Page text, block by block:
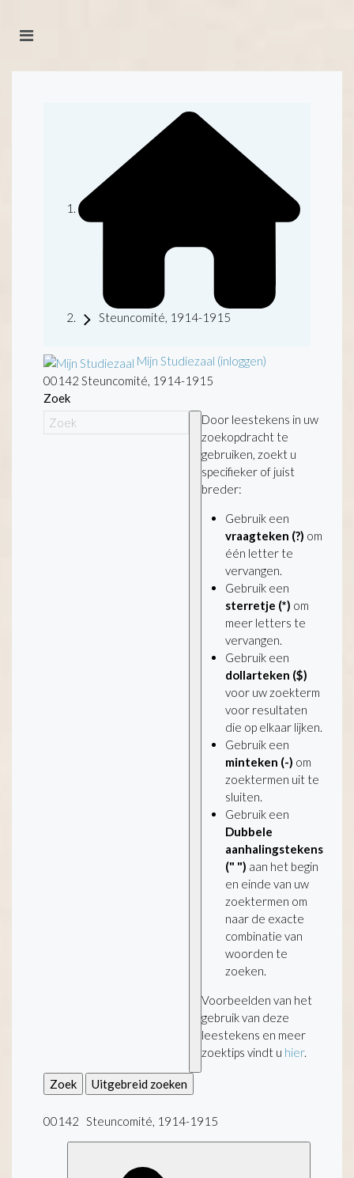
Steuncomité, 1914-1915
Mijn Studiezaal (inloggen)
00142 Steuncomité, 1914-1915
Zoek
Door leestekens in uw
zoekopdracht te
gebruiken, zoekt u
specifieker of juist
breder:
Gebruik een
vraagteken (?) om
één letter te
vervangen.
Gebruik een
sterretje (*) om
meer letters te
vervangen.
Gebruik een
dollarteken ($)
voor uw zoekterm
voor resultaten
die op elkaar lijken.
Gebruik een
minteken (-) om
zoektermen uit te
sluiten.
Gebruik een
Dubbele
aanhalingstekens
(" ") aan het begin
en einde van uw
zoektermen om
naar de exacte
combinatie van
woorden te
zoeken.
Voorbeelden van het
gebruik van deze
leestekens en meer
zoektips vindt u hier.
Zoek Uitgebreid zoeken
00142 Steuncomité, 1914-1915